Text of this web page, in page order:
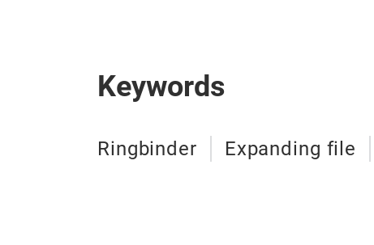
Keywords
Ringbinder Expanding file